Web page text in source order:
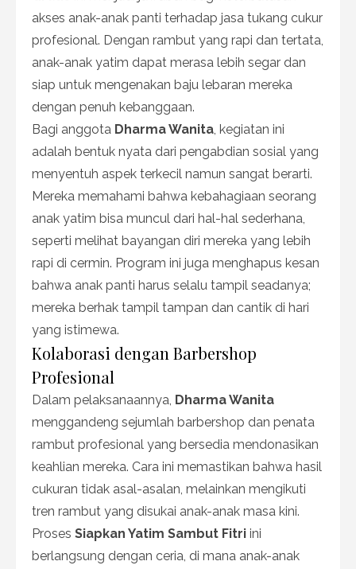
akses anak-anak panti terhadap jasa tukang cukur
profesional. Dengan rambut yang rapi dan tertata,
anak-anak yatim dapat merasa lebih segar dan
siap untuk mengenakan baju lebaran mereka
dengan penuh kebanggaan.
Bagi anggota Dharma Wanita , kegiatan ini
adalah bentuk nyata dari pengabdian sosial yang
menyentuh aspek terkecil namun sangat berarti.
Mereka memahami bahwa kebahagiaan seorang
anak yatim bisa muncul dari hal-hal sederhana,
seperti melihat bayangan diri mereka yang lebih
rapi di cermin. Program ini juga menghapus kesan
bahwa anak panti harus selalu tampil seadanya;
mereka berhak tampil tampan dan cantik di hari
yang istimewa.
Kolaborasi dengan Barbershop
Profesional
Dalam pelaksanaannya, Dharma Wanita
menggandeng sejumlah barbershop dan penata
rambut profesional yang bersedia mendonasikan
keahlian mereka. Cara ini memastikan bahwa hasil
cukuran tidak asal-asalan, melainkan mengikuti
tren rambut yang disukai anak-anak masa kini.
Proses Siapkan Yatim Sambut Fitri ini
berlangsung dengan ceria, di mana anak-anak